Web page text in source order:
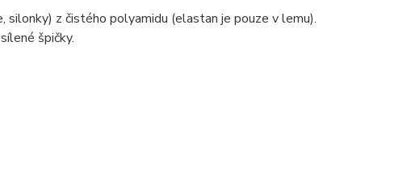
silonky) z čistého polyamidu (elastan je pouze v lemu).
špičky.